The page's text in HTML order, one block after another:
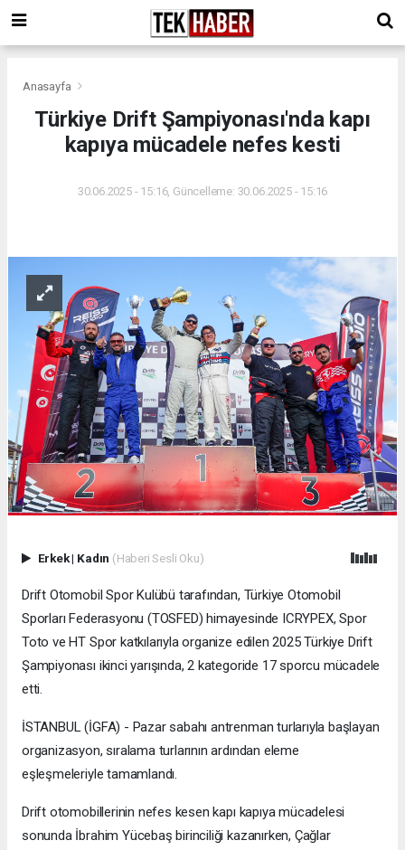
Anasayfa
Türkiye Drift Şampiyonası'nda kapı
kapıya mücadele nefes kesti
30.06.2025 - 15:16, Güncelleme: 30.06.2025 - 15:16
Erkek| Kadın (Haberi Sesli Oku)
Drift Otomobil Spor Kulübü tarafından, Türkiye Otomobil
Sporları Federasyonu (TOSFED) himayesinde ICRYPEX, Spor
Toto ve HT Spor katkılarıyla organize edilen 2025 Türkiye Drift
Şampiyonası ikinci yarışında, 2 kategoride 17 sporcu mücadele
etti.
İSTANBUL (İGFA) - Pazar sabahı antrenman turlarıyla başlayan
organizasyon, sıralama turlarının ardından eleme
eşleşmeleriyle tamamlandı.
Drift otomobillerinin nefes kesen kapı kapıya mücadelesi
sonunda İbrahim Yücebaş birinciliği kazanırken, Çağlar